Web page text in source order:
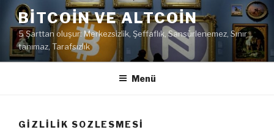
İçeriğe
geçBITCOIN VE ALTCOIN
5 Şarttan oluşur: Merkezsizlik, Şeffaflık, Sansürlenemez, Sınır
tanımaz, Tarafsızlık
Menü
GIZLILIK SOZLESMESI